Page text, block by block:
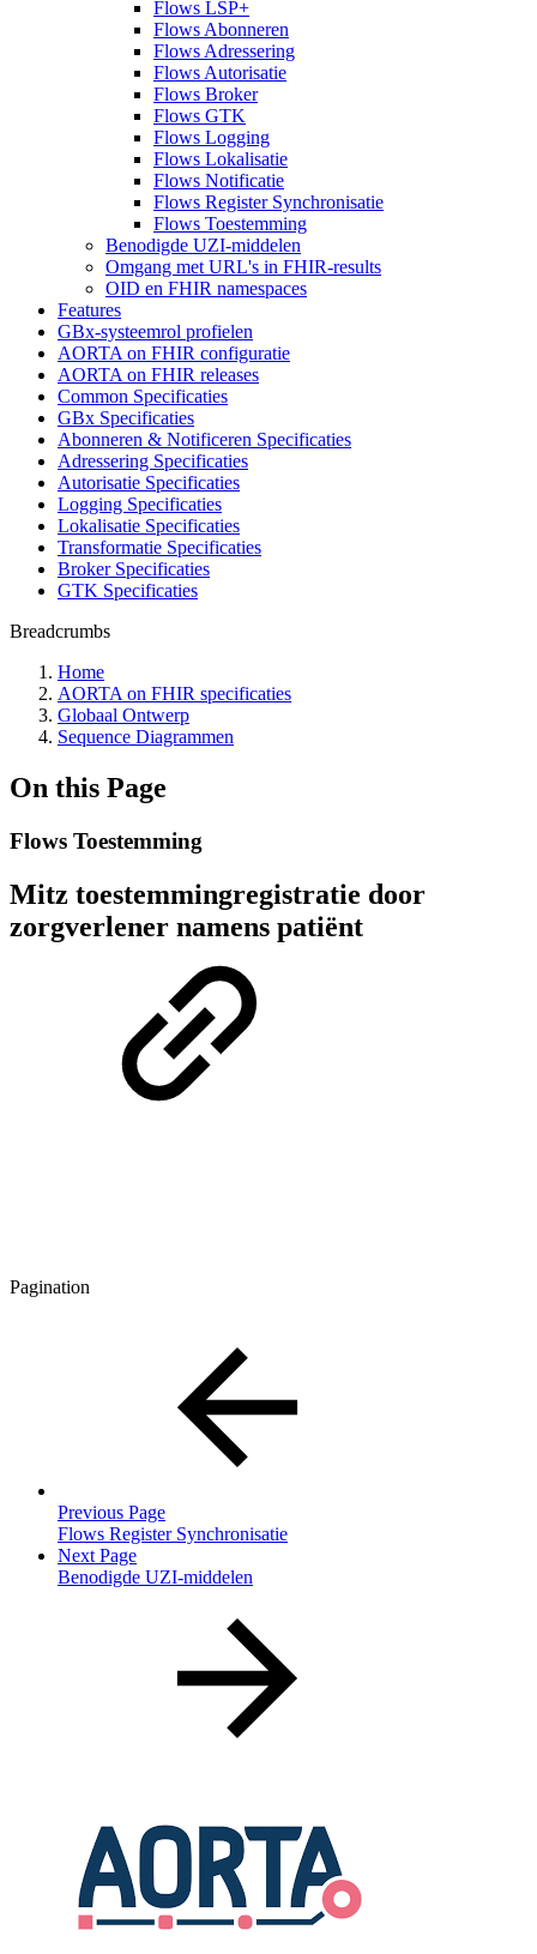
Flows LSP+
Flows Abonneren
Flows Adressering
Flows Autorisatie
Flows Broker
Flows GTK
Flows Logging
Flows Lokalisatie
Flows Notificatie
Flows Register Synchronisatie
Flows Toestemming
Benodigde UZI-middelen
Omgang met URL's in FHIR-results
OID en FHIR namespaces
Features
GBx-systeemrol profielen
AORTA on FHIR configuratie
AORTA on FHIR releases
Common Specificaties
GBx Specificaties
Abonneren & Notificeren Specificaties
Adressering Specificaties
Autorisatie Specificaties
Logging Specificaties
Lokalisatie Specificaties
Transformatie Specificaties
Broker Specificaties
GTK Specificaties
Breadcrumbs
Home
AORTA on FHIR specificaties
Globaal Ontwerp
Sequence Diagrammen
On this Page
Flows Toestemming
Mitz toestemmingregistratie door
zorgverlener namens patiënt
Pagination
Previous Page
Flows Register Synchronisatie
Next Page
Benodigde UZI-middelen